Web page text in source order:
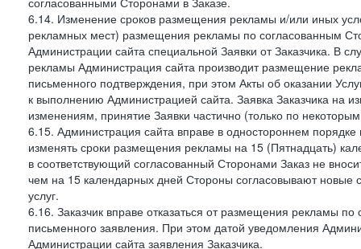
6.14. Изменение сроков размещения рекламы и/или иных
рекламных мест) размещения рекламы по согласованным
Администрации сайта специальной Заявки от Заказчика. В
рекламы Администрация сайта производит размещение
письменного подтверждения, при этом Акты об оказании
к выполнению Администрацией сайта. Заявка Заказчика на
изменениям, принятие Заявки частично (только по
6.15. Администрация сайта вправе в одностороннем
изменять сроки размещения рекламы на 15 (Пятнадцать)
в соответствующий согласованный Сторонами Заказ не
чем на 15 календарных дней Стороны согласовывают новые
услуг.
6.16. Заказчик вправе отказаться от размещения рекламы
письменного заявления. При этом датой уведомления
Администрации сайта заявления Заказчика.